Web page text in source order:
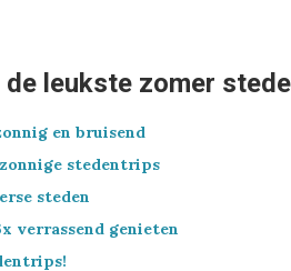
leukste zomer
en bruisend
stedentrips
steden
verrassend genieten